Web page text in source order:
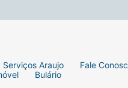
Serviços Araujo
Fale
Bulário